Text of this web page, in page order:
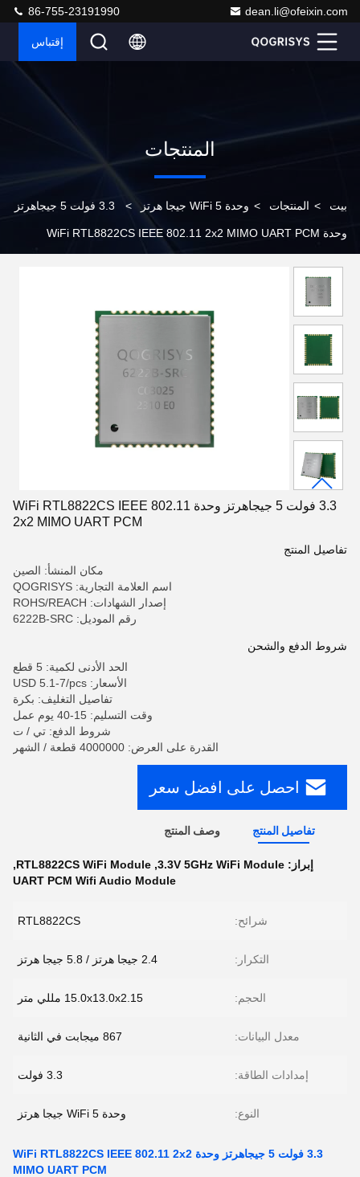
dean.li@ofeixin.com
86-755-23191990
إقتباس
المنتجات
بيت > المنتجات > وحدة WiFi 5 جيجا هرتز > 3.3 فولت 5 جيجاهرتز
وحدة WiFi RTL8822CS IEEE 802.11 2x2 MIMO UART PCM
3.3 فولت 5 جيجاهرتز وحدة WiFi RTL8822CS IEEE 802.11
2x2 MIMO UART PCM
تفاصيل المنتج
مكان المنشأ: الصين
اسم العلامة التجارية: QOGRISYS
إصدار الشهادات: ROHS/REACH
رقم الموديل: 6222B-SRC
شروط الدفع والشحن
الحد الأدنى لكمية: 5 قطع
الأسعار: USD 5.1-7/pcs
تفاصيل التغليف: بكرة
وقت التسليم: 15-40 يوم عمل
شروط الدفع: تي / ت
القدرة على العرض: 4000000 قطعة / الشهر
احصل على افضل سعر
تفاصيل المنتج وصف المنتج
إبراز: 3.3V 5GHz WiFi Module
,
RTL8822CS WiFi Module
,
UART PCM Wifi Audio Module
شرائح: RTL8822CS
التكرار: 2.4 جيجا هرتز / 5.8 جيجا هرتز
الحجم: 15.0x13.0x2.15 مللي متر
معدل البيانات: 867 ميجابت في الثانية
إمدادات الطاقة: 3.3 فولت
النوع: وحدة WiFi 5 جيجا هرتز
3.3 فولت 5 جيجاهرتز وحدة WiFi RTL8822CS IEEE 802.11 2x2
MIMO UART PCM